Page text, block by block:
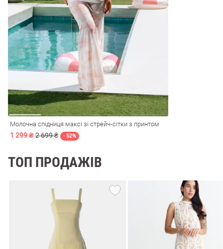
СарафаниНа
Молочна спідниця максі зі стрейч-сітки з принтом
1 299 ₴ 2 699 ₴ - 52%
ТОП ПРОДАЖІВ